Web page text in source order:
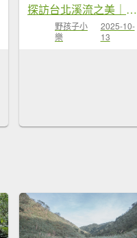
探訪台北溪流之美｜桶後越嶺古道（礁溪-烏來）
野孩子小
樂
2025-10-
13